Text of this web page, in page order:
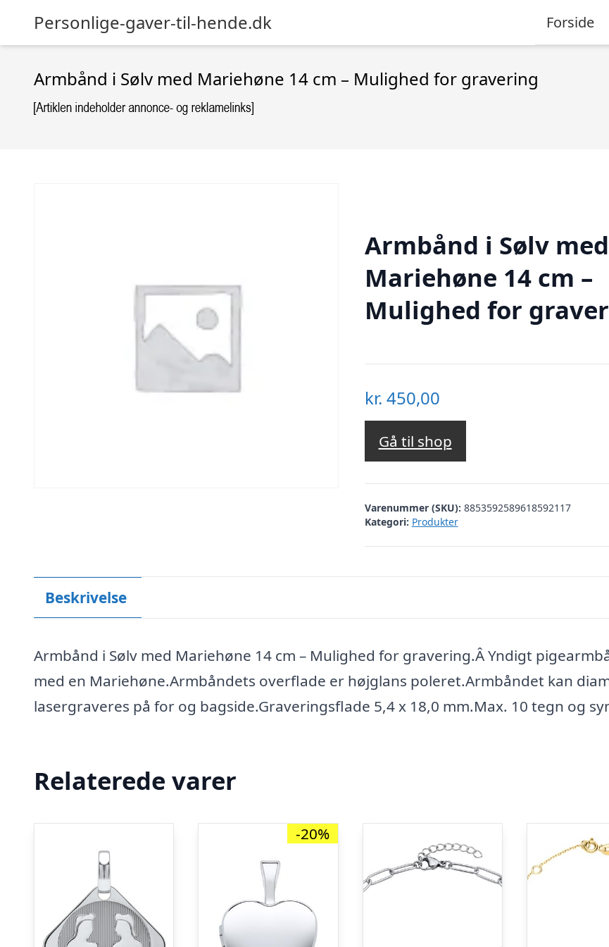
Personlige-gaver-til-hende.dk Forside
Armbånd i Sølv med Mariehøne 14 cm – Mulighed for gravering
Armbånd i Sølv med
Mariehøne 14 cm –
Mulighed for
kr. 450,00
Gå til shop
Varenummer (SKU): 8853592589618592117
Kategori: Produkter
Beskrivelse
Armbånd i Sølv med Mariehøne 14 cm – Mulighed for gravering.Â Yndigt
med en Mariehøne.Armbåndets overflade er højglans poleret.Armbåndet kan
lasergraveres på for og bagside.Graveringsflade 5,4 x 18,0 mm.Max. 10 tegn og
Relaterede varer
-20%